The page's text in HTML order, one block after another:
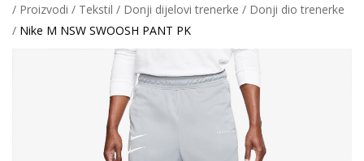
Proizvodi
Tekstil Donji dijelovi trenerke
Donji dio trenerke
Nike M NSW SWOOSH PANT PK